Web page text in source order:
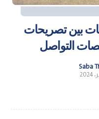
بين تصريحات
التواصل
Saba